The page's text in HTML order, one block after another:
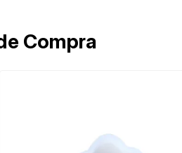
Compra